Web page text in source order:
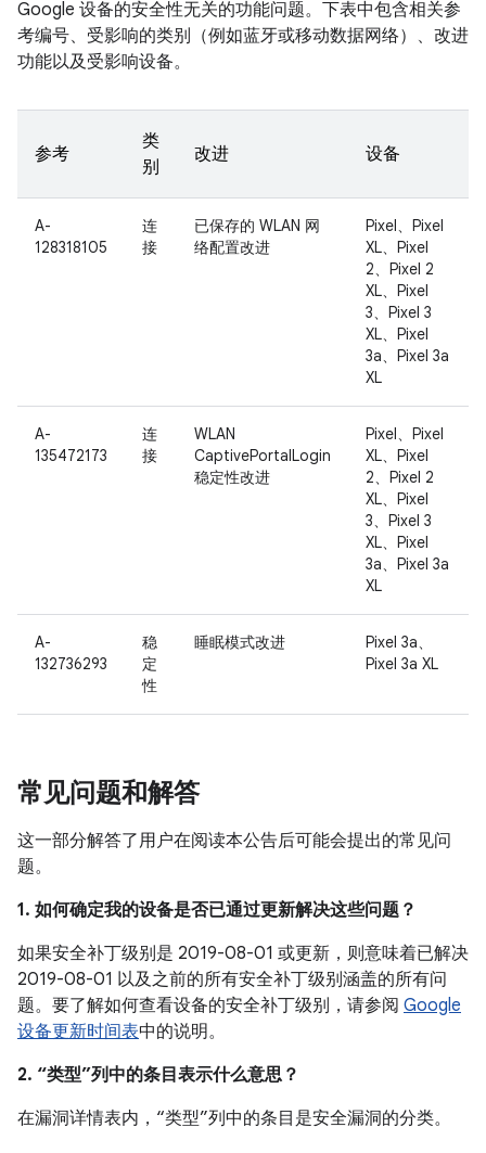
Google 设备的安全性无关的功能问题。下表中包含相关参
考编号、受影响的类别（例如蓝牙或移动数据网络）、改进
功能以及受影响设备。
参考
类
别
改进 设备
A-
128318105
连
接
已保存的 WLAN 网
络配置改进
Pixel、Pixel
XL、Pixel
2、Pixel 2
XL、Pixel
3、Pixel 3
XL、Pixel
3a、Pixel 3a
XL
A-
135472173
连
接
WLAN
CaptivePortalLogin
稳定性改进
Pixel、Pixel
XL、Pixel
2、Pixel 2
XL、Pixel
3、Pixel 3
XL、Pixel
3a、Pixel 3a
XL
A-
132736293
稳
定
性
睡眠模式改进
Pixel 3a、
Pixel 3a XL
常见问题和解答
这一部分解答了用户在阅读本公告后可能会提出的常见问
题。
1. 如何确定我的设备是否已通过更新解决这些问题？
如果安全补丁级别是 2019-08-01 或更新，则意味着已解决
2019-08-01 以及之前的所有安全补丁级别涵盖的所有问
题。要了解如何查看设备的安全补丁级别，请参阅 Google
设备更新时间表中的说明。
2. “类型”列中的条目表示什么意思？
在漏洞详情表内，“类型”列中的条目是安全漏洞的分类。